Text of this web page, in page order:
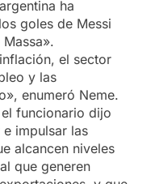
ha
goles de Messi
el sector
y las
enumeró Neme.
funcionario dijo
impulsar las
alcancen niveles
que generen